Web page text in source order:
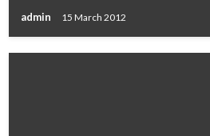
admin 15 March 2012